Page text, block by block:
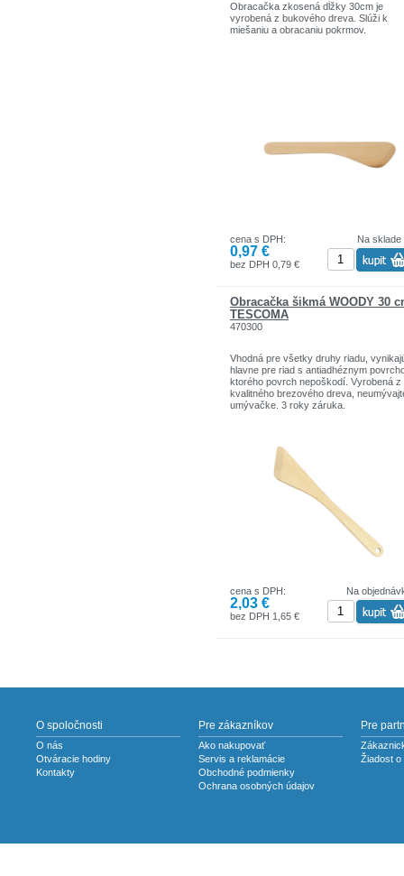
Obracačka zkosená dĺžky 30cm je
vyrobená z bukového dreva. Slúži k
miešaniu a obracaniu pokrmov.
Na sklade
cena s DPH:
0,97 €
bez DPH 0,79 €
Obracačka šikmá WOODY 30
TESCOMA
470300
Vhodná pre všetky druhy riadu,
hlavne pre riad s antiadhéznym
ktorého povrch nepoškodí. Vyrobená z
kvalitného brezového dreva,
umývačke. 3 roky záruka.
Na
cena s DPH:
2,03 €
bez DPH 1,65 €
O spoločnosti
O nás
Otváracie hodiny
Kontakty
Pre zákazníkov
Ako nakupovať
Servis a reklamácie
Obchodné podmienky
Ochrana osobných údajov
Pre
Žiadost